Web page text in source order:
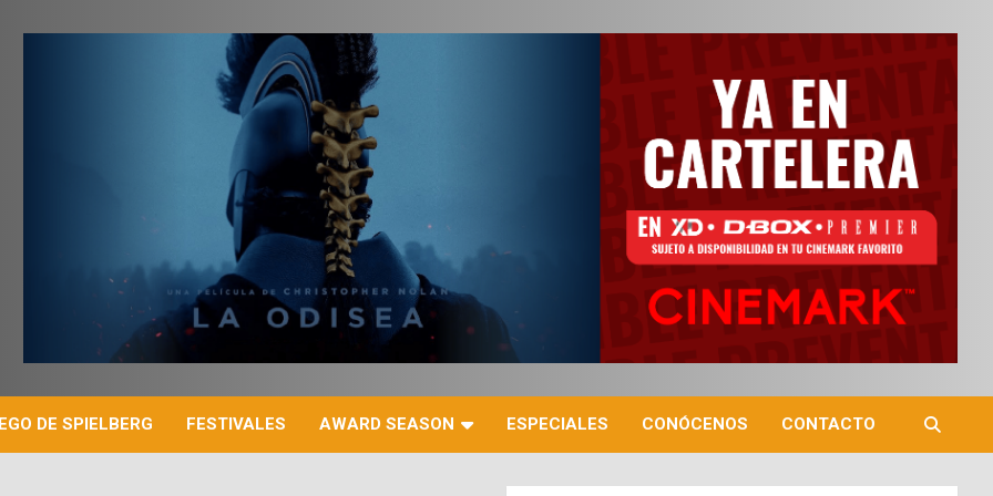
DE SPIELBERG FESTIVALES AWARD SEASON ESPECIALES CONÓCENOS CONTACTO